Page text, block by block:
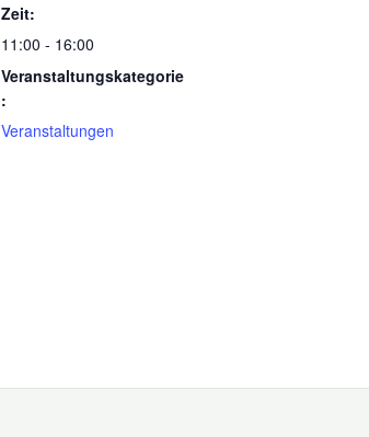
Zeit:
11:00 - 16:00
Veranstaltungskategorie
:
Veranstaltungen